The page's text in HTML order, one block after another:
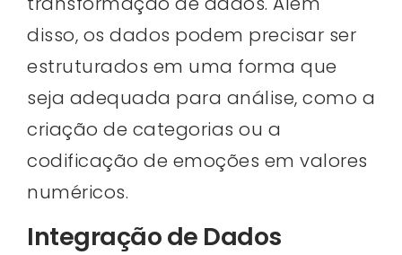
disso, os dados podem precisar ser
estruturados em uma forma que
seja adequada para análise, como a
criação de categorias ou a
codificação de emoções em valores
numéricos.
Integração de Dados